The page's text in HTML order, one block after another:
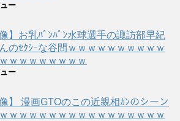
ー
像】お乳ﾊﾟﾝﾊﾟﾝ水球選手の諏訪部早紀
のｾｸｼｰな谷間ｗｗｗｗｗｗｗｗｗｗ
ｗｗｗｗｗｗｗｗ
ー
像】 漫画GTOのこの近親相ｶﾝのシーン
ｗｗｗｗｗｗｗｗｗｗｗｗｗｗｗｗ